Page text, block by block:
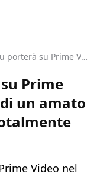
Science Saru porterà su Prime Video l'adattamento di un amato anime (con un look totalmente diverso)
Prime
un amato
Video nel